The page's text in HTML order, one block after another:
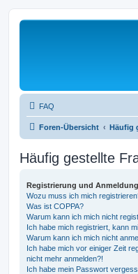
FAQ
Foren-Übersicht Häufig
Häufig gestellte
Registrierung und Anmeldung
Wozu muss ich mich
Was ist COPPA?
Warum kann ich mich nicht
Ich habe mich registriert, kann
Warum kann ich mich nicht
Ich habe mich vor einiger Zeit
nicht mehr anmelden?!
Ich habe mein Passwort